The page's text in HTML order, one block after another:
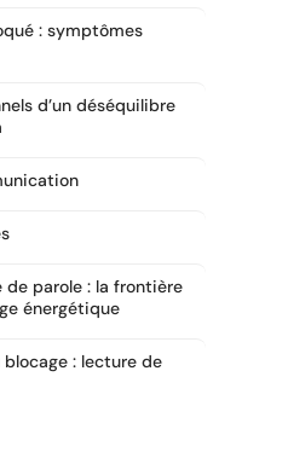
: symptômes
d’un déséquilibre
de parole : la frontière
énergétique
blocage : lecture de